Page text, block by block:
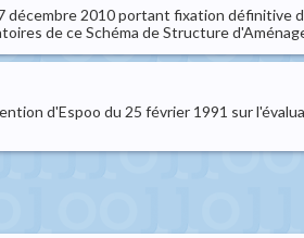
2010 portant fixation définitive
de ce Schéma de Structure
d'Espoo du 25 février 1991 sur